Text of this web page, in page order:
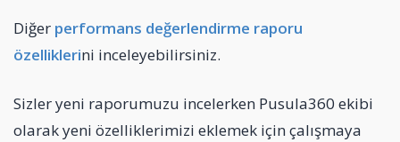
Diğer performans değerlendirme raporu
özelliklerini inceleyebilirsiniz.
Sizler yeni raporumuzu incelerken Pusula360 ekibi
olarak yeni özelliklerimizi eklemek için çalışmaya